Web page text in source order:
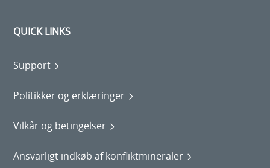
QUICK LINKS
Support
Politikker og erklæringer
Vilkår og betingelser
Ansvarligt indkøb af konfliktmineraler